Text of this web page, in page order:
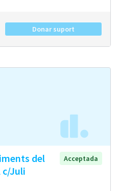
Donar suport
del
c/Juli
Acceptada